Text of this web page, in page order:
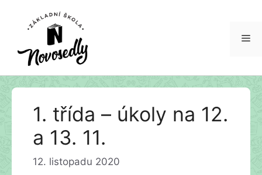
Přeskočit
1. třída – úkoly na 12.
a 13. 11.
12. listopadu 2020